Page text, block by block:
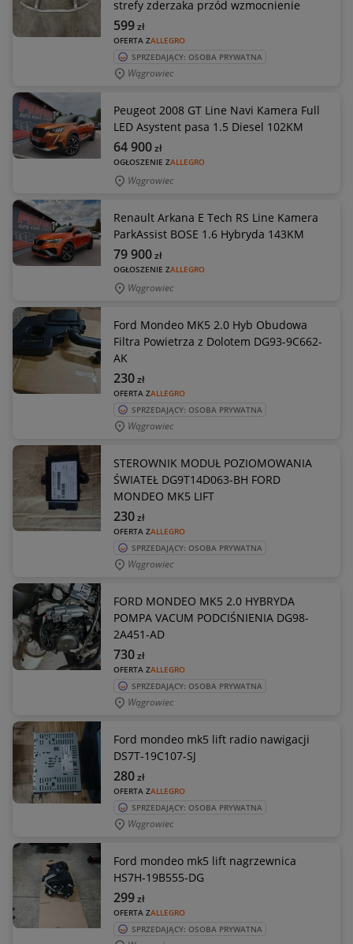
strefy zderzaka przód wzmocnienie
OFERTA ZALLEGRO
599zł
SPRZEDAJĄCY: OSOBA PRYWATNA
Wągrowiec
Peugeot 2008 GT Line Navi Kamera Full
LED Asystent pasa 1.5 Diesel 102KM
OGŁOSZENIE ZALLEGRO
64 900zł
Wągrowiec
Renault Arkana E Tech RS Line Kamera
ParkAssist BOSE 1.6 Hybryda 143KM
OGŁOSZENIE ZALLEGRO
79 900zł
Wągrowiec
Ford Mondeo MK5 2.0 Hyb Obudowa
Filtra Powietrza z Dolotem DG93-9C662-
AK
OFERTA ZALLEGRO
230zł
SPRZEDAJĄCY: OSOBA PRYWATNA
Wągrowiec
STEROWNIK MODUŁ POZIOMOWANIA
ŚWIATEŁ DG9T14D063-BH FORD
MONDEO MK5 LIFT
OFERTA ZALLEGRO
230zł
SPRZEDAJĄCY: OSOBA PRYWATNA
Wągrowiec
FORD MONDEO MK5 2.0 HYBRYDA
POMPA VACUM PODCIŚNIENIA DG98-
2A451-AD
OFERTA ZALLEGRO
730zł
SPRZEDAJĄCY: OSOBA PRYWATNA
Wągrowiec
Ford mondeo mk5 lift radio nawigacji
DS7T-19C107-SJ
OFERTA ZALLEGRO
280zł
SPRZEDAJĄCY: OSOBA PRYWATNA
Wągrowiec
Ford mondeo mk5 lift nagrzewnica
HS7H-19B555-DG
OFERTA ZALLEGRO
299zł
SPRZEDAJĄCY: OSOBA PRYWATNA